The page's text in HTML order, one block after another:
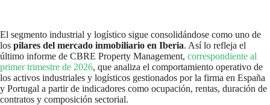
El segmento industrial y logístico sigue consolidándose como uno de
los pilares del mercado inmobiliario en Iberia. Así lo refleja el
último informe de CBRE Property Management, correspondiente al
primer trimestre de 2026, que analiza el comportamiento operativo de
los activos industriales y logísticos gestionados por la firma en España
y Portugal a partir de indicadores como ocupación, rentas, duración de
contratos y composición sectorial.